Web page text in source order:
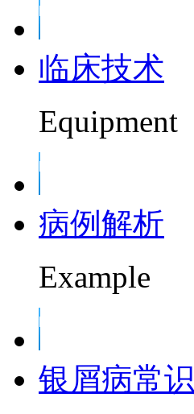
临床技术
Equipment
病例解析
Example
银屑病常识